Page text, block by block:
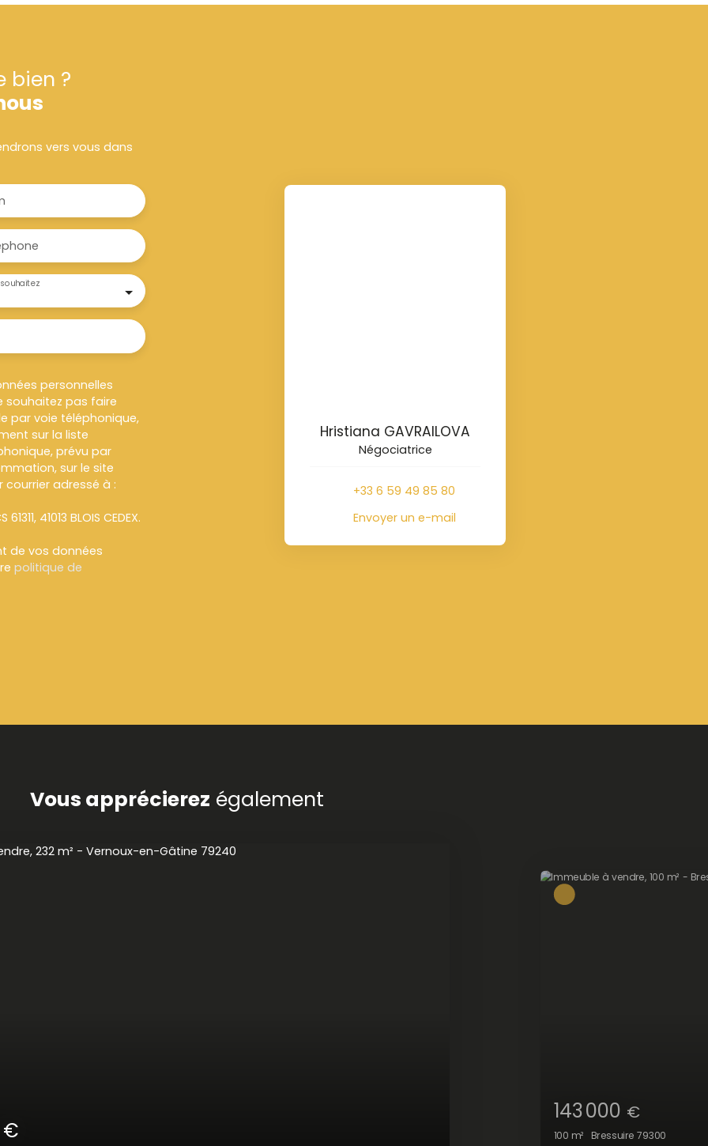
bien ?
vers vous dans
personnelles
souhaitez pas faire
par voie téléphonique,
sur la liste
prévu par
sur le site
adressé à :
41013 BLOIS CEDEX.
de vos données
politique de
Hristiana GAVRAILOVA
Négociatrice
+33 6 59 49 85 80
Envoyer un e-mail
Vous apprécierez également
€
143 000 €
100 m² Bressuire 79300